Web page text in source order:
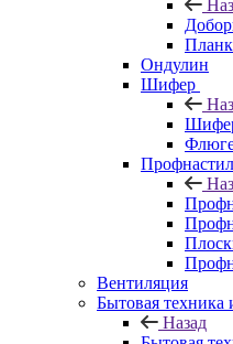
Ондулин
Шифер
Вентиляция
Бытовая техника
Назад